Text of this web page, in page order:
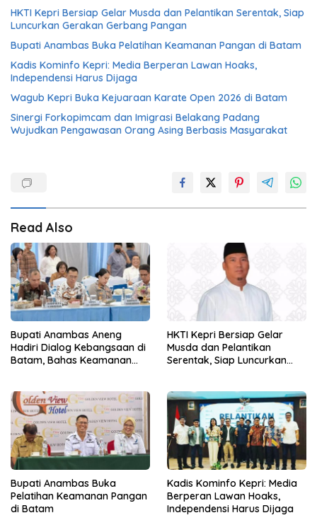
HKTI Kepri Bersiap Gelar Musda dan Pelantikan Serentak, Siap
Luncurkan Gerakan Gerbang Pangan
Bupati Anambas Buka Pelatihan Keamanan Pangan di Batam
Kadis Kominfo Kepri: Media Berperan Lawan Hoaks,
Independensi Harus Dijaga
Wagub Kepri Buka Kejuaraan Karate Open 2026 di Batam
Sinergi Forkopimcam dan Imigrasi Belakang Padang
Wujudkan Pengawasan Orang Asing Berbasis Masyarakat
Read Also
Bupati Anambas Aneng
Hadiri Dialog Kebangsaan di
Batam, Bahas Keamanan
HKTI Kepri Bersiap Gelar
Musda dan Pelantikan
Serentak, Siap Luncurkan
Bupati Anambas Buka
Pelatihan Keamanan Pangan
di Batam
Kadis Kominfo Kepri: Media
Berperan Lawan Hoaks,
Independensi Harus Dijaga